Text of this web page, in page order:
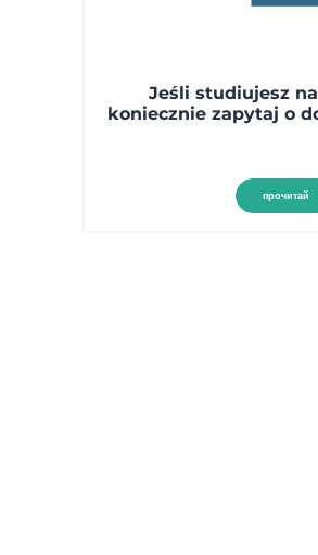
Jeśli studiujesz
koniecznie zapytaj o
прочитай